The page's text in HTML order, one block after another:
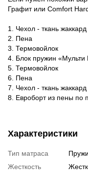
Графит или Comfort
1. Чехол - ткань жаккард
2. Пена
3. Термовойлок
4. Блок пружин «Мульти
5. Термовойлок
6. Пена
7. Чехол - ткань жаккард
8. Евроборт из пены по
Характеристики
Тип матраса
Жесткость